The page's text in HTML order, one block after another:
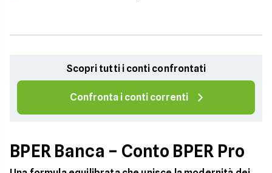
Scopri tutti i conti confrontati
Confronta i conti correnti
BPER Banca – Conto BPER Pro